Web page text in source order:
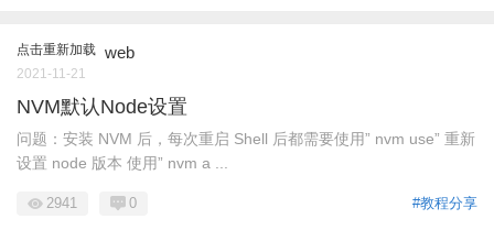
点击重新加载 web
2021-11-21
NVM默认Node设置
问题：安装 NVM 后，每次重启 Shell 后都需要使用” nvm use” 重新
设置 node 版本 使用” nvm a ...
#教程分享
2941 0